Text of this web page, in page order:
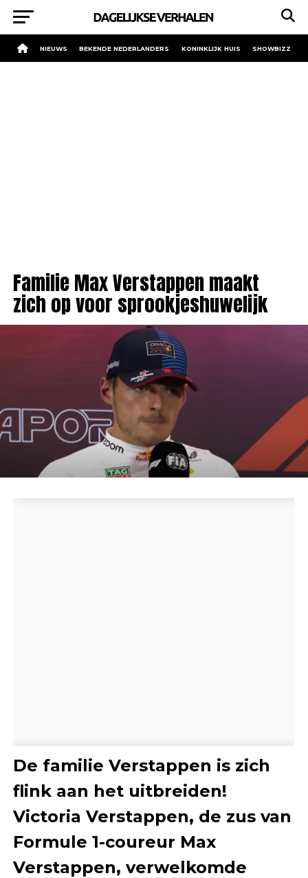
NIEUWS BEKENDE NEDERLANDERS KONINKLIJK HUIS SHOWBIZZ
Familie Max Verstappen maakt
zich op voor sprookjeshuwelijk
De familie Verstappen is zich
flink aan het uitbreiden!
Victoria Verstappen, de zus van
Formule 1-coureur Max
Verstappen, verwelkomde